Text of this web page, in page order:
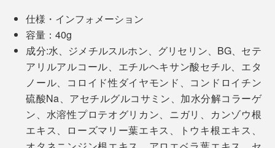
そのほかの成分にも、天然由来のものにこだわり、ナチ
ュラルな使い心地を実現。アスリートやトレーナーにも
愛用者が多く、施術用としても採用されています。
メディカルアロマインストラクター
日本未病総合研究所 未病公認講師（休養学）
休養学という学問体系を作り上げた休養研究の第一人
者。編著書に「休養学基礎；疲労を防ぐ！健康指導に活
かす（メディカ出版）」著書に「休養学；あなたを疲れ
から救う（東洋経済新報）」がある。
スタートが切れています」
MONOCO代表・柿山は、ゴルフ中に使用。
「グリーン後半、だんだん腕が重だるくなってきたころ
に塗ってマッサージすると、 パフォーマンスが復活。
最終ホールまで調子をキープできて、翌日もいい感じ！
ジェル状のクリームがスッとなじむので、ウエアがベタ
仕様・インフォメーション
容量：40g
成分:水、ジメチルスルホン、グリセリン、BG、セテ
アリルアルコール、エチルヘキサン酸セチル、エタ
ノール、コロイド性ダイヤモンド、コンドロイチン
硫酸Na、アセチルグルコサミン、加水分解コラーゲ
ン、水溶性プロテオグリカン、ニガリ、カンゾウ根
エキス、ローズマリー葉エキス、トウキ根エキス、